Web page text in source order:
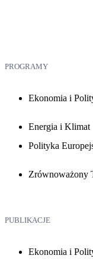
PROGRAMY
Ekonomia i
Energia i Klimat
Polityka
Zrównoważony
PUBLIKACJE
Ekonomia i